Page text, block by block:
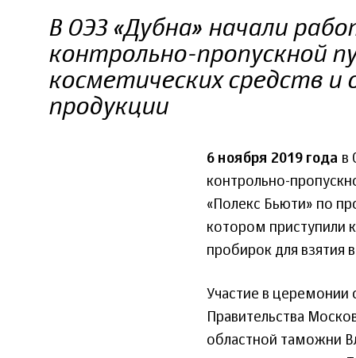
В ОЭЗ «Дубна» начали
контрольно-пропускной
косметических средств и
продукции
6 ноября 2019 года в
контрольно-
«Полекс Бьюти» по
котором приступили
пробирок для взятия
Участие в церемонии
Правительства
областной таможни